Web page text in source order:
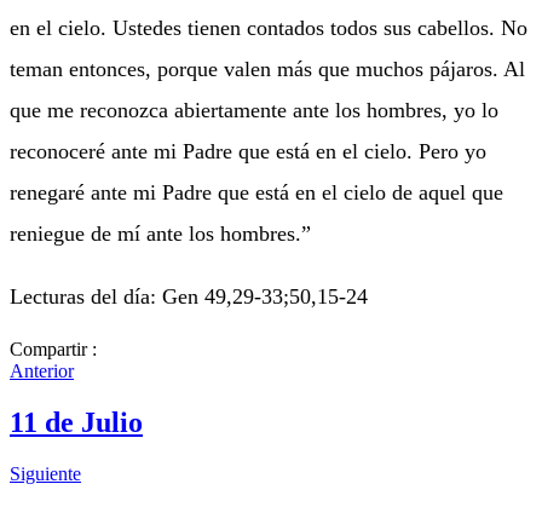
en el cielo. Ustedes tienen contados todos sus cabellos. No
teman entonces, porque valen más que muchos pájaros. Al
que me reconozca abiertamente ante los hombres, yo lo
reconoceré ante mi Padre que está en el cielo. Pero yo
renegaré ante mi Padre que está en el cielo de aquel que
reniegue de mí ante los hombres.”
Lecturas del día: Gen 49,29-33;50,15-24
Compartir :
Anterior
11 de Julio
Siguiente